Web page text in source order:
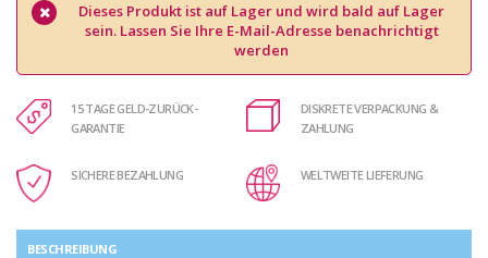
Dieses Produkt ist auf Lager und wird bald auf Lager
sein. Lassen Sie Ihre E-Mail-Adresse benachrichtigt
werden
15 TAGE GELD-ZURÜCK-
GARANTIE
DISKRETE VERPACKUNG &
ZAHLUNG
SICHERE BEZAHLUNG WELTWEITE LIEFERUNG
BESCHREIBUNG